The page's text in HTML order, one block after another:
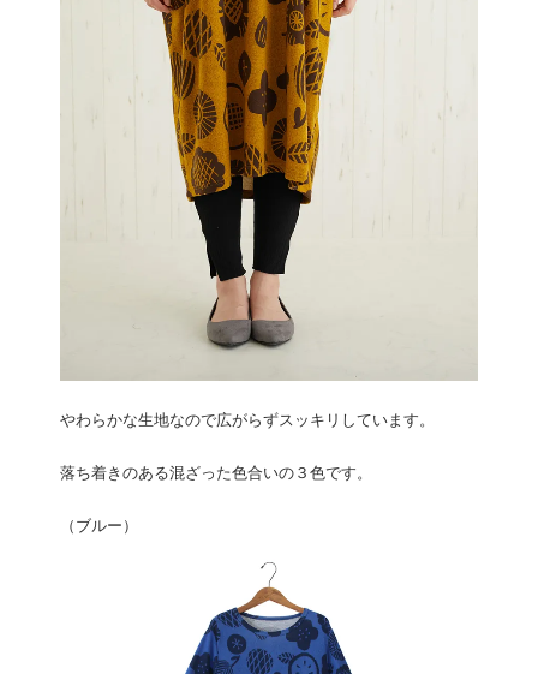
やわらかな生地なので広がらずスッキリしています。
落ち着きのある混ざった色合いの３色です。
（ブルー）